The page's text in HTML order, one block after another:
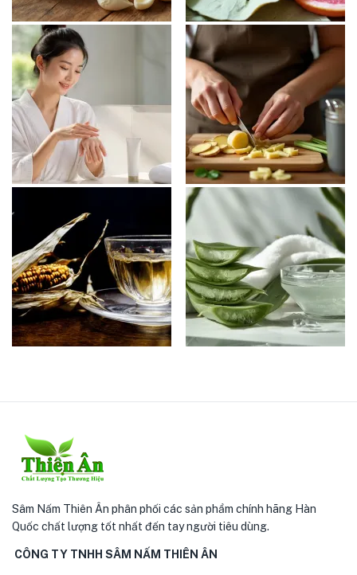
Sâm Nấm Thiên Ân phân phối các sản phẩm chính hãng Hàn
Quốc chất lượng tốt nhất đến tay người tiêu dùng.
CÔNG TY TNHH SÂM NẤM THIÊN ÂN